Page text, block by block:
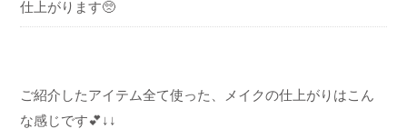
仕上がります🥺
ご紹介したアイテム全て使った、メイクの仕上がりはこん
な感じです💕↓↓